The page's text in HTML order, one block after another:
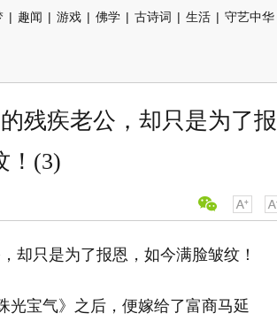
| 趣闻 | 游戏 | 佛学 | 古诗词 | 生活 | 守艺中华
残疾老公，却只是为了报
！(3)
光宝气》之后，便嫁给了富商马延